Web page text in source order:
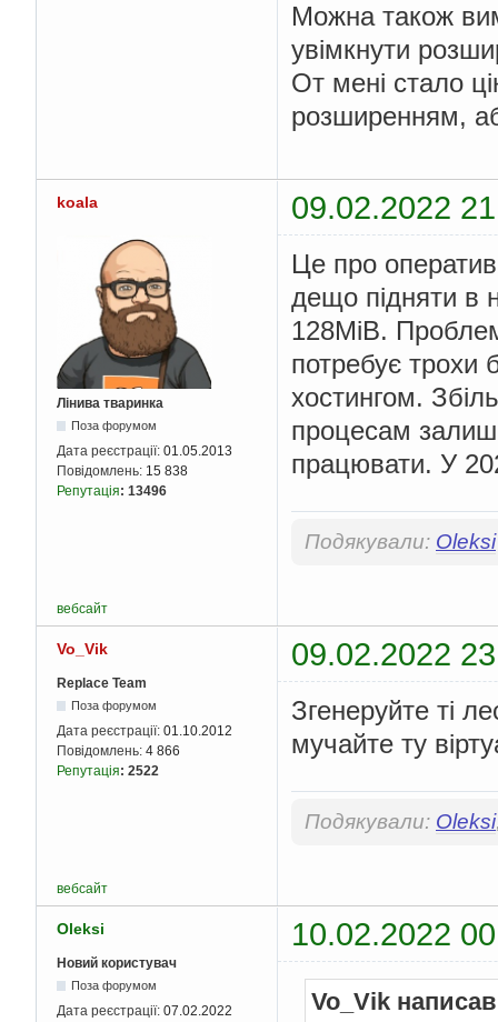
Можна також
увімкнути
От мені стало
розширенням,
koala 09.02.2022
Лінива тваринка
Поза форумом
Дата реєстрації: 01.05.2013
Повідомлень: 15 838
Репутація: 13496
Це про
дещо підняти в
128MiB.
потребує трохи
хостингом.
процесам
працювати. У
Подякували: Oleksi
вебсайт
Vo_Vik 09.02.2022
Replace Team
Поза форумом
Дата реєстрації: 01.10.2012
Повідомлень: 4 866
Репутація: 2522
Згенеруйте ті
мучайте ту
Подякували: Oleksi
вебсайт
Oleksi 10.02.2022
Новий користувач
Поза форумом
Дата реєстрації: 07.02.2022
Vo_Vik